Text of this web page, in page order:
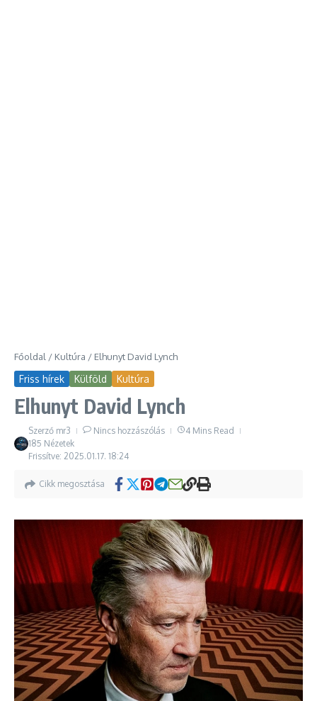
Főoldal / Kultúra / Elhunyt David Lynch
Friss hírek Külföld Kultúra
Elhunyt David Lynch
Szerző mr3 Nincs hozzászólás
4 Mins Read
185 Nézetek
Frissítve: 2025.01.17. 18:24
Cikk megosztása